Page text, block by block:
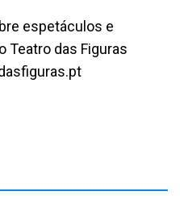
espetáculos e
Teatro das Figuras